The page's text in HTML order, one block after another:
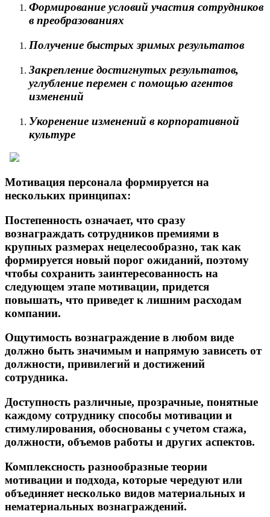
Формирование условий участия сотрудников
в преобразованиях
Получение быстрых зримых результатов
Закрепление достигнутых результатов,
углубление перемен с помощью агентов
изменений
Укоренение изменений в корпоративной
культуре
Мотивация персонала формируется на
нескольких принципах:
Постепенность означает, что сразу
вознаграждать сотрудников премиями в
крупных размерах нецелесообразно, так как
формируется новый порог ожиданий, поэтому
чтобы сохранить заинтересованность на
следующем этапе мотивации, придется
повышать, что приведет к лишним расходам
компании.
Ощутимость вознаграждение в любом виде
должно быть значимым и напрямую зависеть от
должности, привилегий и достижений
сотрудника.
Доступность различные, прозрачные, понятные
каждому сотруднику способы мотивации и
стимулирования, обоснованы с учетом стажа,
должности, объемов работы и других аспектов.
Комплексность разнообразные теории
мотивации и подхода, которые чередуют или
объединяет несколько видов материальных и
нематериальных вознаграждений.